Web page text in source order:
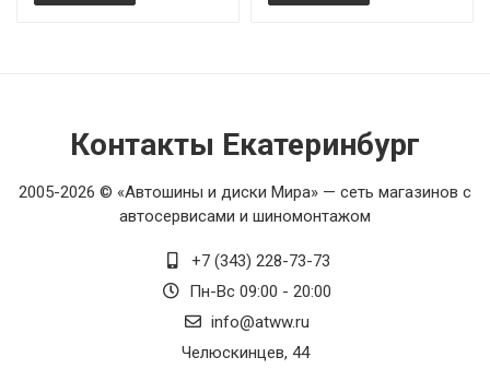
Контакты Екатеринбург
2005-2026 © «Автошины и диски Мира» — сеть магазинов с
автосервисами и шиномонтажом
+7 (343) 228-73-73
Пн-Вс 09:00 - 20:00
info@atww.ru
Челюскинцев, 44